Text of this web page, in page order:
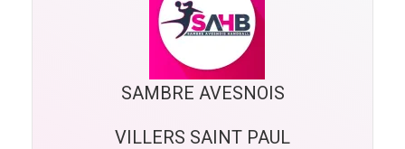
SAMBRE AVESNOIS
VILLERS SAINT PAUL